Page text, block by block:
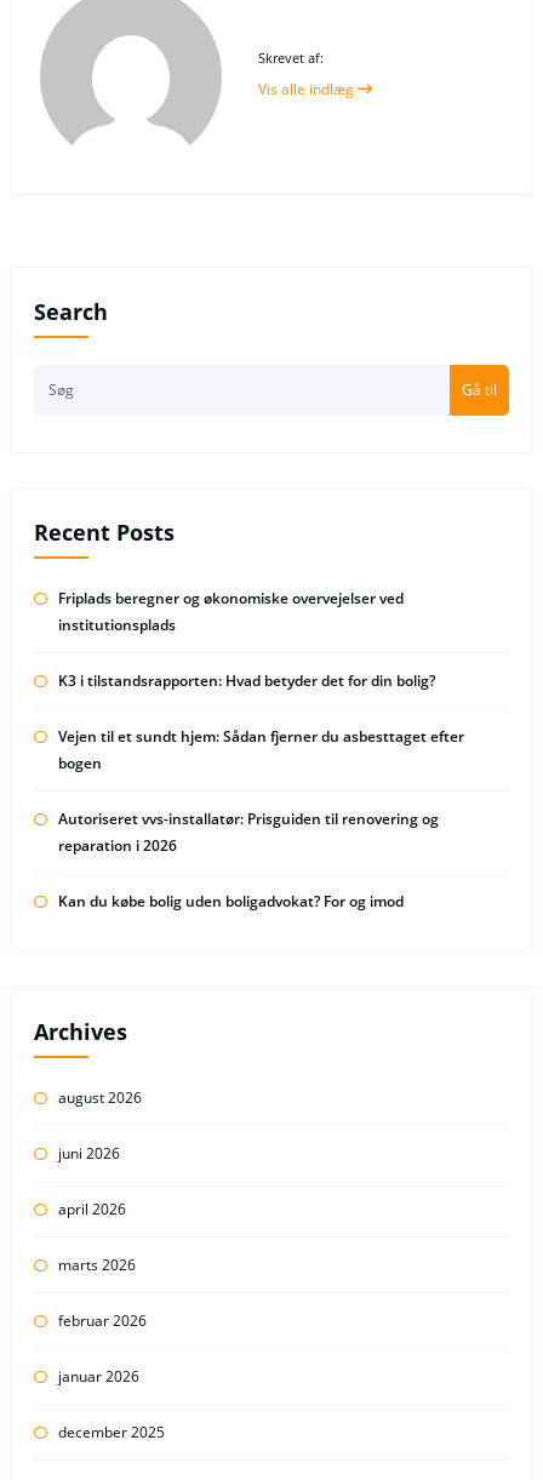
Skrevet af:
Vis alle indlæg
Search
Gå til
Recent Posts
Friplads beregner og økonomiske overvejelser ved
institutionsplads
K3 i tilstandsrapporten: Hvad betyder det for din bolig?
Vejen til et sundt hjem: Sådan fjerner du asbesttaget efter
bogen
Autoriseret vvs-installatør: Prisguiden til renovering og
reparation i 2026
Kan du købe bolig uden boligadvokat? For og imod
Archives
august 2026
juni 2026
april 2026
marts 2026
februar 2026
januar 2026
december 2025